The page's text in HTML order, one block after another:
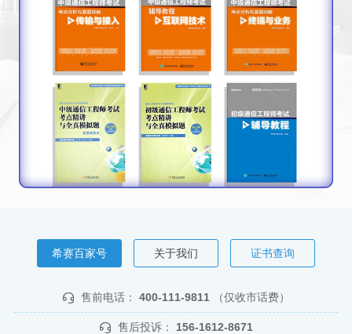
希赛百家号 关于我们 证书查询
售前电话： 400-111-9811 （仅收市话费）
售后投诉： 156-1612-8671